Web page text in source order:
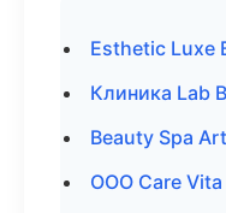
Esthetic Luxe
Клиника Lab
Beauty Spa
ООО Care